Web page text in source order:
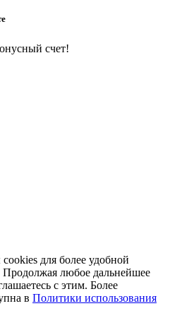
счет!
для более удобной
Продолжая любое дальнейшее
с этим. Более
в Политики использования